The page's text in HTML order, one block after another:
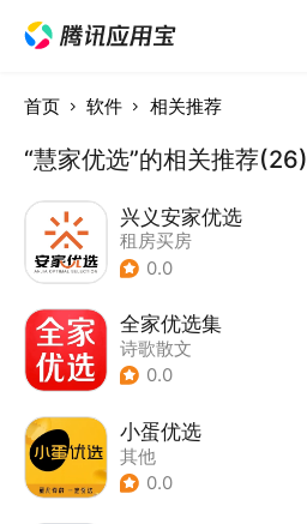
首页 软件 相关推荐
“慧家优选”的相关推荐(26)
兴义安家优选
租房买房
0.0
全家优选集
诗歌散文
0.0
小蛋优选
其他
0.0